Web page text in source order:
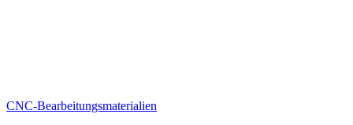
CNC-Bearbeitungsmaterialien